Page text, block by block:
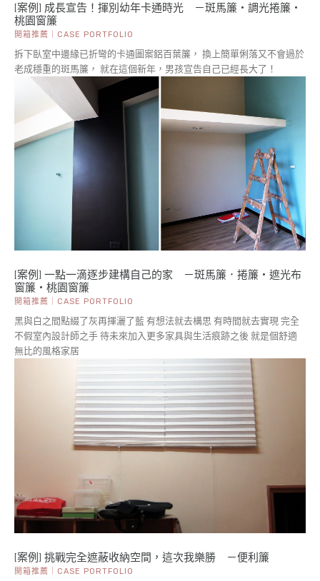
[案例] 成長宣告！揮別幼年卡通時光 －斑馬簾・調光捲簾・
桃園窗簾
開箱推薦｜CASE PORTFOLIO
拆下臥室中邊緣已折彎的卡通圖案鋁百葉簾， 換上簡單俐落又不會過於
老成穩重的斑馬簾， 就在這個新年，男孩宣告自己已經長大了！
[案例] 一點一滴逐步建構自己的家 －斑馬簾．捲簾・遮光布
窗簾・桃園窗簾
開箱推薦｜CASE PORTFOLIO
黑與白之間點綴了灰再揮灑了藍 有想法就去構思 有時間就去實現 完全
不假室內設計師之手 待未來加入更多家具與生活痕跡之後 就是個舒適
無比的風格家居
[案例] 挑戰完全遮蔽收納空間，這次我樂勝 －便利簾
開箱推薦｜CASE PORTFOLIO